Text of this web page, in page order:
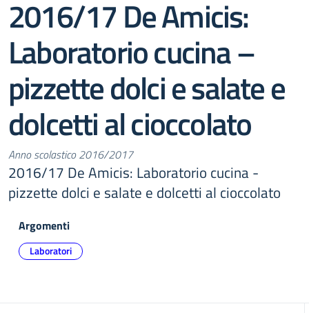
2016/17 De Amicis:
Laboratorio cucina –
pizzette dolci e salate e
dolcetti al cioccolato
Anno scolastico 2016/2017
2016/17 De Amicis: Laboratorio cucina -
pizzette dolci e salate e dolcetti al cioccolato
Argomenti
Laboratori